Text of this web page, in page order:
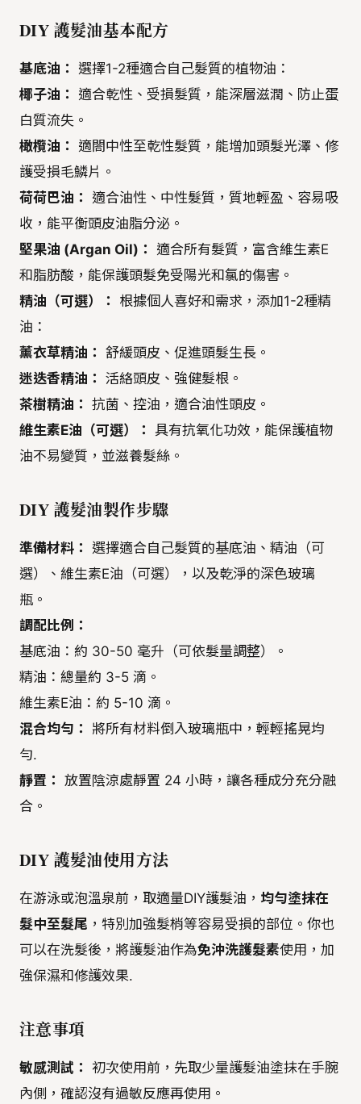
DIY 護髮油基本配方
基底油：
選擇1-2種適合自己髮質的植物油：
椰子油：
適合乾性、受損髮質，能深層滋潤、防止蛋
白質流失。
橄欖油：
適閤中性至乾性髮質，能增加頭髮光澤、修
護受損毛鱗片。
荷荷巴油：
適合油性、中性髮質，質地輕盈、容易吸
收，能平衡頭皮油脂分泌。
堅果油 (Argan Oil)：
適合所有髮質，富含維生素E
和脂肪酸，能保護頭髮免受陽光和氯的傷害。
精油（可選）：
根據個人喜好和需求，添加1-2種精
油：
薰衣草精油： 舒緩頭皮、促進頭髮生長。
迷迭香精油： 活絡頭皮、強健髮根。
茶樹精油： 抗菌、控油，適合油性頭皮。
維生素E油（可選）：
具有抗氧化功效，能保護植物
油不易變質，並滋養髮絲。
DIY 護髮油製作步驟
準備材料：
選擇適合自己髮質的基底油、精油（可
選）、維生素E油（可選），以及乾淨的深色玻璃
瓶。
調配比例：
基底油：約 30-50 毫升（可依髮量調整）。
精油：總量約 3-5 滴。
維生素E油：約 5-10 滴。
混合均勻：
將所有材料倒入玻璃瓶中，輕輕搖晃均
勻.
靜置： 放置陰涼處靜置 24 小時，讓各種成分充分融
合。
DIY 護髮油使用方法
在游泳或泡溫泉前，取適量DIY護髮油， 均勻塗抹在
髮中至髮尾 ，特別加強髮梢等容易受損的部位。你也
可以在洗髮後，將護髮油作為免沖洗護髮素使用，加
強保濕和修護效果.
注意事項
敏感測試： 初次使用前，先取少量護髮油塗抹在手腕
內側，確認沒有過敏反應再使用。